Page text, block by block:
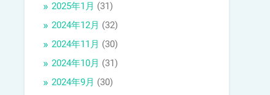
2025年1月 (31)
2024年12月 (32)
2024年11月 (30)
2024年10月 (31)
2024年9月 (30)